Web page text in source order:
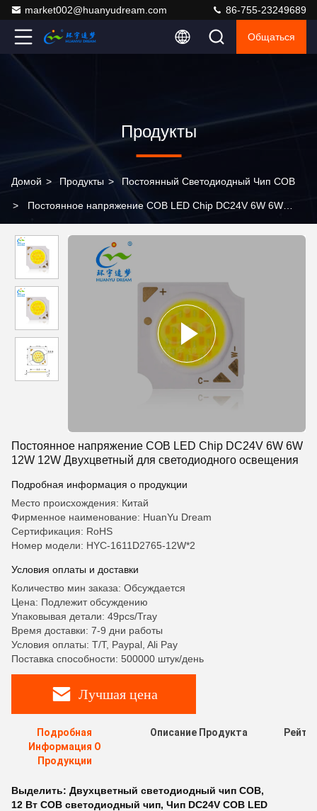
market002@huanyudream.com 86-755-23249689
Общаться
Продукты
Домой > Продукты > Постоянный Светодиодный Чип COB
> Постоянное напряжение COB LED Chip DC24V 6W 6W
Постоянное напряжение COB LED Chip DC24V 6W 6W
12W 12W Двухцветный для светодиодного освещения
Подробная информация о продукции
Место происхождения: Китай
Фирменное наименование: HuanYu Dream
Сертификация: RoHS
Номер модели: HYC-1611D2765-12W*2
Условия оплаты и доставки
Количество мин заказа: Обсуждается
Цена: Подлежит обсуждению
Упаковывая детали: 49pcs/Tray
Время доставки: 7-9 дни работы
Условия оплаты: T/T, Paypal, Ali Pay
Поставка способности: 500000 штук/день
Лучшая цена
Подробная
Информация О
Продукции
Описание Продукта
Выделить: Двухцветный светодиодный чип COB,
12 Вт COB светодиодный чип, Чип DC24V COB LED